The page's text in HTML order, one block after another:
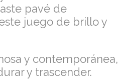
pavé de
juego de brillo y
y contemporánea,
y trascender.